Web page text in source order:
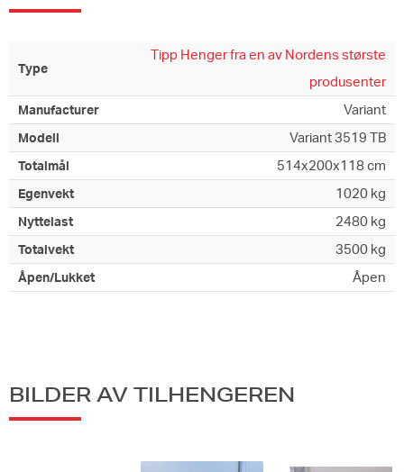
Type
Tipp Henger fra en av Nordens største
produsenter
Manufacturer Variant
Modell Variant 3519 TB
Totalmål 514x200x118 cm
Egenvekt 1020 kg
Nyttelast 2480 kg
Totalvekt 3500 kg
Åpen/Lukket Åpen
BILDER AV TILHENGEREN